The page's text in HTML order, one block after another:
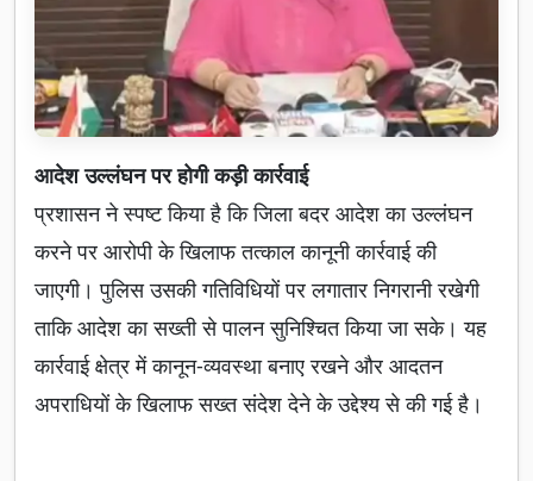
आदेश उल्लंघन पर होगी कड़ी कार्रवाई
प्रशासन ने स्पष्ट किया है कि जिला बदर आदेश का उल्लंघन
करने पर आरोपी के खिलाफ तत्काल कानूनी कार्रवाई की
जाएगी। पुलिस उसकी गतिविधियों पर लगातार निगरानी रखेगी
ताकि आदेश का सख्ती से पालन सुनिश्चित किया जा सके। यह
कार्रवाई क्षेत्र में कानून-व्यवस्था बनाए रखने और आदतन
अपराधियों के खिलाफ सख्त संदेश देने के उद्देश्य से की गई है।